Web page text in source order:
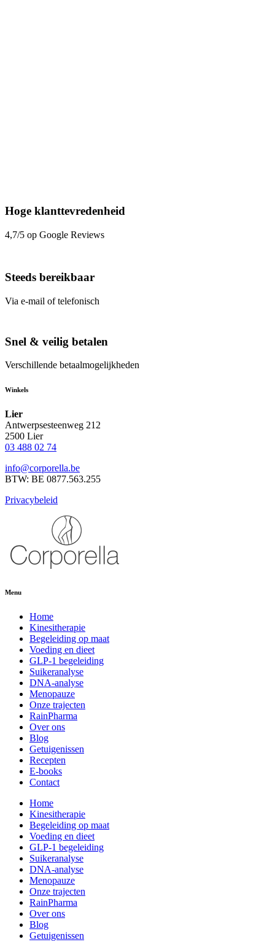
Hoge klanttevredenheid
4,7/5 op Google Reviews
Steeds bereikbaar
Via e-mail of telefonisch
Snel & veilig betalen
Verschillende betaalmogelijkheden
Winkels
Lier
Antwerpsesteenweg 212
2500 Lier
03 488 02 74
info@corporella.be
BTW: BE 0877.563.255
Privacybeleid
Menu
Home
Kinesitherapie
Begeleiding op maat
Voeding en dieet
GLP-1 begeleiding
Suikeranalyse
DNA-analyse
Menopauze
Onze trajecten
RainPharma
Over ons
Blog
Getuigenissen
Recepten
E-books
Contact
Home
Kinesitherapie
Begeleiding op maat
Voeding en dieet
GLP-1 begeleiding
Suikeranalyse
DNA-analyse
Menopauze
Onze trajecten
RainPharma
Over ons
Blog
Getuigenissen